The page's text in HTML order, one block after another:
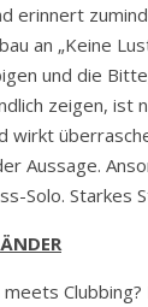
erinnert
an „Keine
und die
zeigen, ist
wirkt
Aussage.
Solo. Starkes
Clubbing?